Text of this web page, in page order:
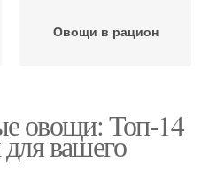
Овощи в рацион
овощи: Топ-14
вашего